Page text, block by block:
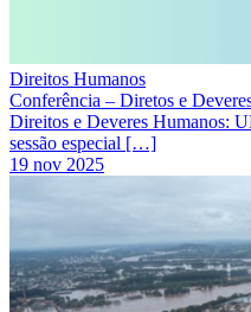
Direitos Humanos
Conferência – Diretos e
Direitos e Deveres Humanos:
sessão especial […]
19 nov 2025